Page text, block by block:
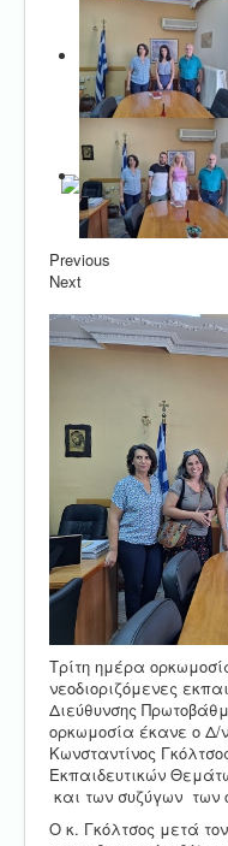
Previous
Next
Τρίτη ημέρα
νεοδιοριζόμενες
Διεύθυνσης
ορκωμοσία έκανε ο Δ/
Κωνσταντίνος
Εκπαιδευτικών
και των συζύγων των
Ο κ. Γκόλτσος μετά